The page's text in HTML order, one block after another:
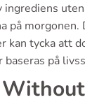
ingrediens
på
kan tycka att
på